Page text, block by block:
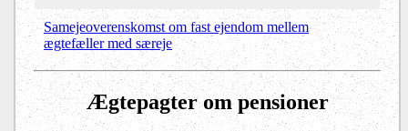
Samejeoverenskomst om fast ejendom mellem
ægtefæller med særeje
Ægtepagter om pensioner